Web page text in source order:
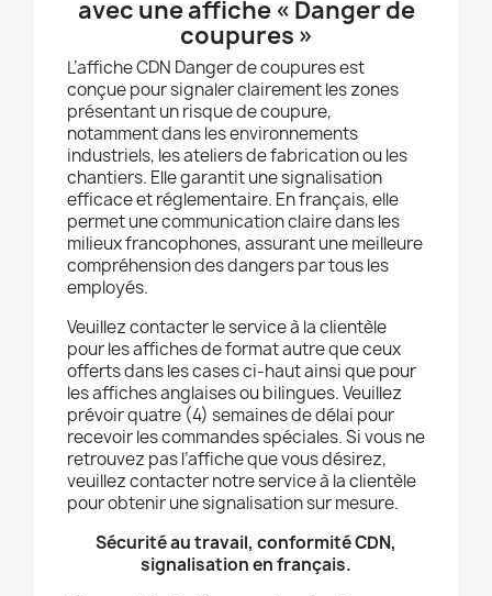
avec une affiche « Danger de
coupures »
L’affiche CDN Danger de coupures est
conçue pour signaler clairement les zones
présentant un risque de coupure,
notamment dans les environnements
industriels, les ateliers de fabrication ou les
chantiers. Elle garantit une signalisation
efficace et réglementaire. En français, elle
permet une communication claire dans les
milieux francophones, assurant une meilleure
compréhension des dangers par tous les
employés.
Veuillez contacter le service à la clientèle
pour les affiches de format autre que ceux
offerts dans les cases ci-haut ainsi que pour
les affiches anglaises ou bilingues. Veuillez
prévoir quatre (4) semaines de délai pour
recevoir les commandes spéciales. Si vous ne
retrouvez pas l’affiche que vous désirez,
veuillez contacter notre service à la clientèle
pour obtenir une signalisation sur mesure.
Sécurité au travail, conformité CDN,
signalisation en français.